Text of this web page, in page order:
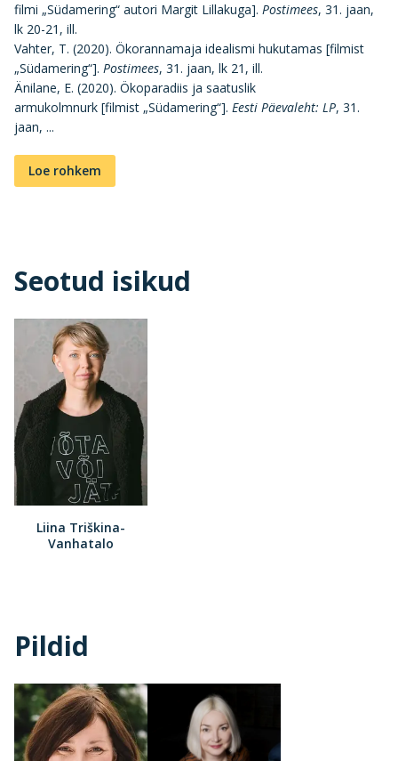
filmi „Südamering“ autori Margit Lillakuga]. Postimees, 31. jaan,
lk 20-21, ill.
Vahter, T. (2020). Ökorannamaja idealismi hukutamas [filmist
„Südamering“]. Postimees, 31. jaan, lk 21, ill.
Änilane, E. (2020). Ökoparadiis ja saatuslik
armukolmnurk [filmist „Südamering“]. Eesti Päevaleht: LP, 31.
jaan, ...
Loe rohkem
Seotud isikud
Liina Triškina-
Vanhatalo
Pildid